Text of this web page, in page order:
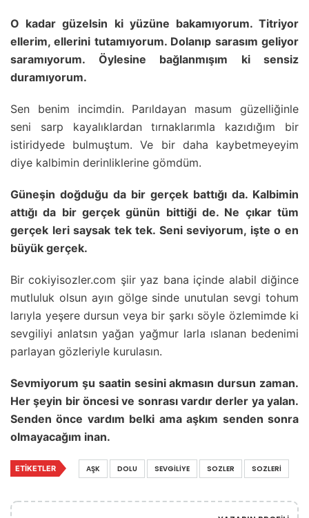
O kadar güzelsin ki yüzüne bakamıyorum. Titriyor
ellerim, ellerini tutamıyorum. Dolanıp sarasım geliyor
saramıyorum. Öylesine bağlanmışım ki sensiz
duramıyorum.
Sen benim incimdin. Parıldayan masum güzelliğinle
seni sarp kayalıklardan tırnaklarımla kazıdığım bir
istiridyede bulmuştum. Ve bir daha kaybetmeyeyim
diye kalbimin derinliklerine gömdüm.
Güneşin doğduğu da bir gerçek battığı da. Kalbimin
attığı da bir gerçek günün bittiği de. Ne çıkar tüm
gerçek leri saysak tek tek. Seni seviyorum, işte o en
büyük gerçek.
Bir cokiyisozler.com şiir yaz bana içinde alabil diğince
mutluluk olsun ayın gölge sinde unutulan sevgi tohum
larıyla yeşere dursun veya bir şarkı söyle özlemimde ki
sevgiliyi anlatsın yağan yağmur larla ıslanan bedenimi
parlayan gözleriyle kurulasın.
Sevmiyorum şu saatin sesini akmasın dursun zaman.
Her şeyin bir öncesi ve sonrası vardır derler ya yalan.
Senden önce vardım belki ama aşkım senden sonra
olmayacağım inan.
ETIKETLER AŞK DOLU SEVGILIYE SOZLER SOZLERI